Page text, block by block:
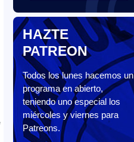
HAZTE
PATREON
Todos los lunes hacemos un
programa en abierto,
teniendo uno especial los
miércoles y viernes para
Patreons.